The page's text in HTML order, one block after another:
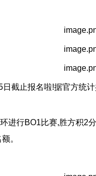
截止报名啦!据官方统
进行BO1比赛,胜方积2
。